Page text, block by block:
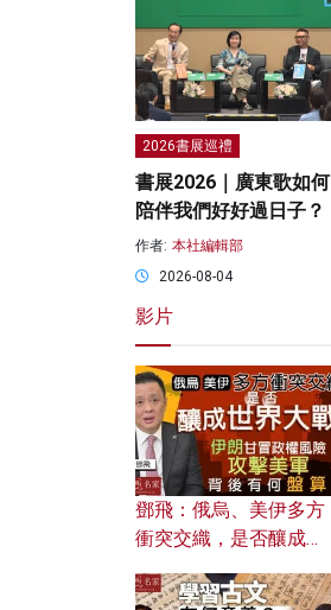
2026書展巡禮
書展2026｜廣東歌如何
陪伴我們好好過日子？
作者: 本社編輯部
2026-08-04
影片
鄧飛：俄烏、美伊多方
衝突交織，是否釀成世
風險攻擊美軍，背後有